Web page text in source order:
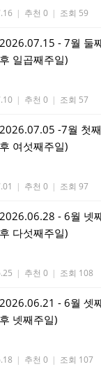
| 추천 0 | 조회 59
2026.07.15 - 7월 둘
후 일곱째주일)
| 추천 0 | 조회 57
2026.07.05 -7월 첫
후 여섯째주일)
| 추천 0 | 조회 97
2026.06.28 - 6월 넷
후 다섯째주일)
| 추천 0 | 조회 108
2026.06.21 - 6월 셋
후 넷째주일)
| 추천 0 | 조회 107